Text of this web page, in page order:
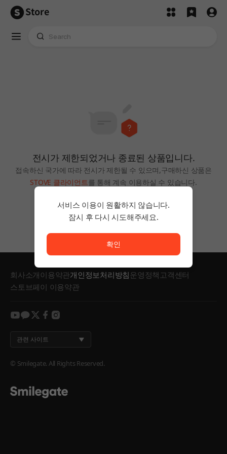
Store
전시가 제한되었거나 종료된 상품입니다.
접속하신 국가에 따라 전시가 제한될 수 있으며,구매하신 상품은
STOVE 클라이언트를 통해 계속 이용하실 수 있습니다.
홈으로
회사소개이용약관개인정보처리방침운영정책 고객센터
스토브페이 이용약관
youtube
kakaotwitterfacebook
instagram
관련 사이트
© Smilegate. All Rights Reserved.
서비스 이용이 원활하지 않습니다.
잠시 후 다시 시도해주세요.
확인